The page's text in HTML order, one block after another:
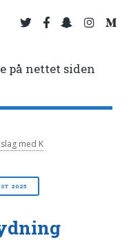
på nettet siden
med K
2025